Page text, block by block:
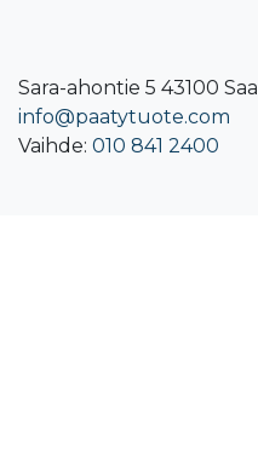
Sara-ahontie 5 43100
info@paatytuote.com
Vaihde: 010 841 2400​